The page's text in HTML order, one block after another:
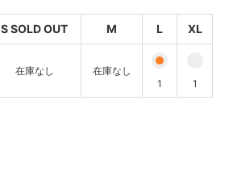
M
SOLD OUT
S SOLD OUT M L XL
在庫なし
在庫なし
1
1